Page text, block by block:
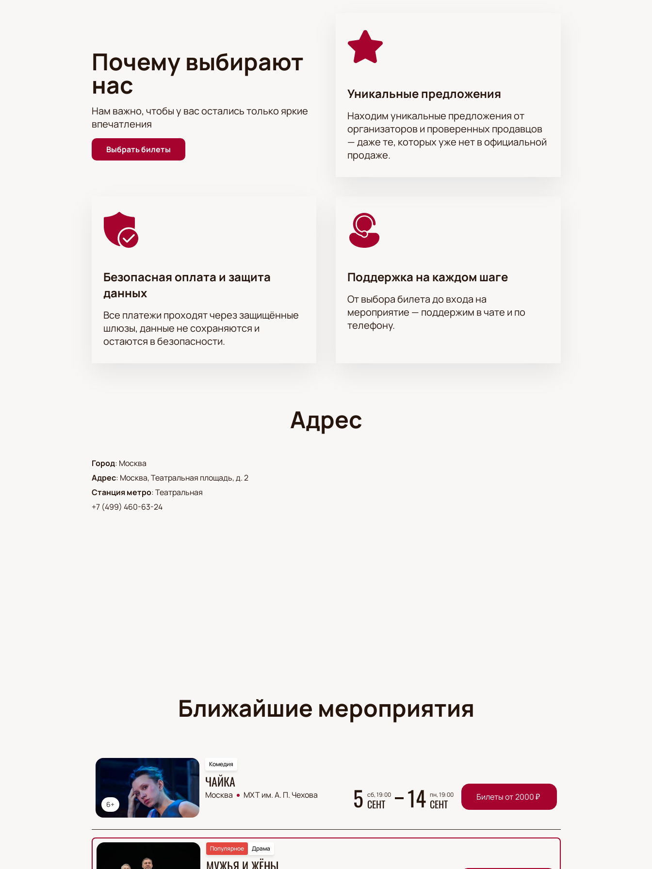
Почему выбирают
нас
Нам важно, чтобы у вас остались только яркие
впечатления
Выбрать билеты
Уникальные предложения
Находим уникальные предложения от
организаторов и проверенных продавцов
— даже те, которых уже нет в официальной
продаже.
Безопасная оплата и защита
данных
Все платежи проходят через защищённые
шлюзы, данные не сохраняются и
остаются в безопасности.
Поддержка на каждом шаге
От выбора билета до входа на
мероприятие — поддержим в чате и по
телефону.
Адрес
Город: Москва
Адрес: Москва, Театральная площадь, д. 2
Станция метро:Театральная
+7 (499) 460-63-24
Ближайшие мероприятия
6+
Комедия
ЧАЙКА
Москва МХТ им. А. П. Чехова 5 сб, 19:00
СЕНТ 14 пн, 19:00
СЕНТ Билеты от 2000₽
Драма
Популярное
МУЖЬЯ И ЖЁНЫ